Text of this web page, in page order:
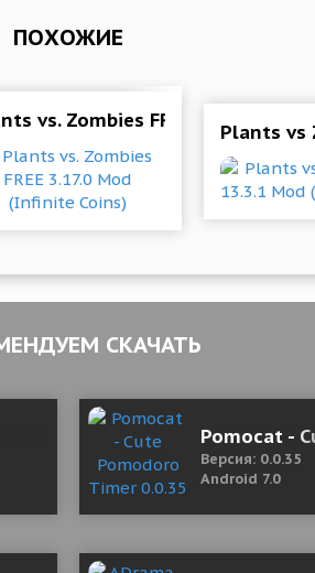
ПОХОЖИЕ
vs. Zombies FREE 3.17.0 Mod
Plants vs
СКАЧАТЬ
Pomocat -
Версия: 0.0.35
Android 7.0